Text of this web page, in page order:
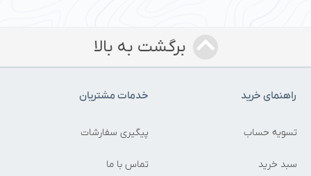
برگشت به بالا
خرید
حساب
خرید
خدمات مشتریان
پیگیری سفارشات
تماس با ما